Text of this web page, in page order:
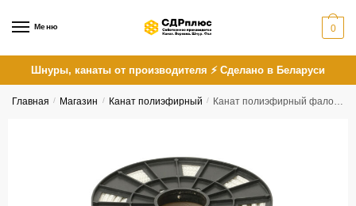
Меню 0
Шнуры, канаты от производителя ⚡ Сделано в Беларуси
Главная / Магазин / Канат полиэфирный / Канат полиэфирный фаловый плетеный 8 мм